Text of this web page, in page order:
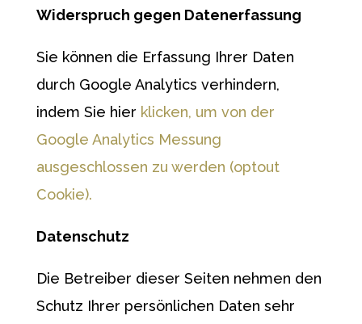
Widerspruch gegen Datenerfassung
Sie können die Erfassung Ihrer Daten
durch Google Analytics verhindern,
indem Sie hier klicken, um von der
Google Analytics Messung
ausgeschlossen zu werden (optout
Cookie).
Datenschutz
Die Betreiber dieser Seiten nehmen den
Schutz Ihrer persönlichen Daten sehr